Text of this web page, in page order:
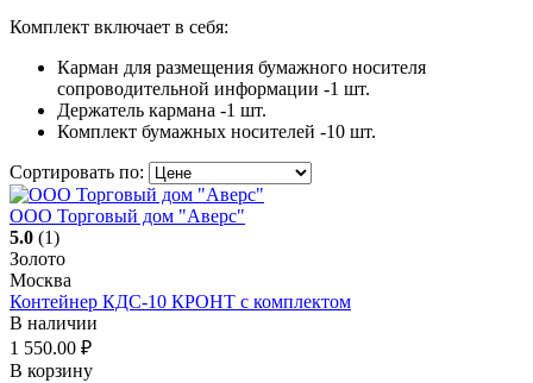
Комплект включает в себя:
Карман для размещения бумажного носителя
сопроводительной информации -1 шт.
Держатель кармана -1 шт.
Комплект бумажных носителей -10 шт.
Сортировать по:
ООО Торговый дом "Аверс"
5.0 (1)
Золото
Москва
Контейнер КДС-10 КРОНТ с комплектом
В наличии
1 550.00 ₽
В корзину